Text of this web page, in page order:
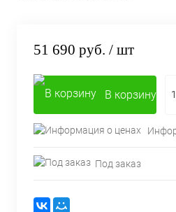
51 690 руб. / шт
В корзину
Под заказ